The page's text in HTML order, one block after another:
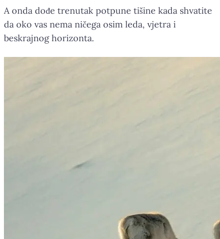
A onda dođe trenutak potpune tišine kada shvatite
da oko vas nema ničega osim leda, vjetra i
beskrajnog horizonta.